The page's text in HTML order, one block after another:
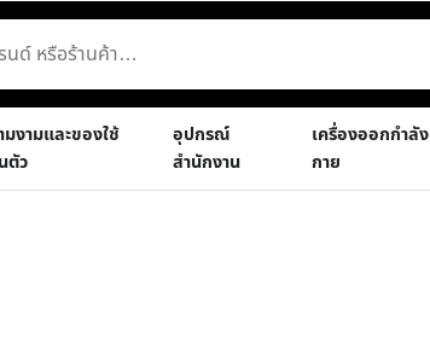
มงามและของใช้
ตัว
อุปกรณ์
สำนักงาน
เครื่องออกกำลัง
กาย